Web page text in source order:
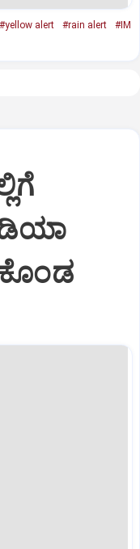
#yellow alert #rain alert
#IM